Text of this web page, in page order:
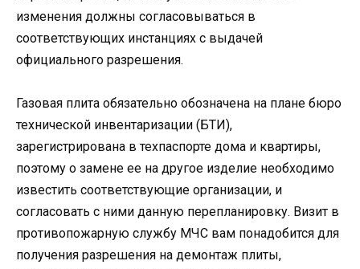
изменения должны согласовываться в
соответствующих инстанциях с выдачей
официального разрешения.
Газовая плита обязательно обозначена на плане бюро
технической инвентаризации (БТИ),
зарегистрирована в техпаспорте дома и квартиры,
поэтому о замене ее на другое изделие необходимо
известить соответствующие организации, и
согласовать с ними данную перепланировку. Визит в
противопожарную службу МЧС вам понадобится для
получения разрешения на демонтаж плиты,